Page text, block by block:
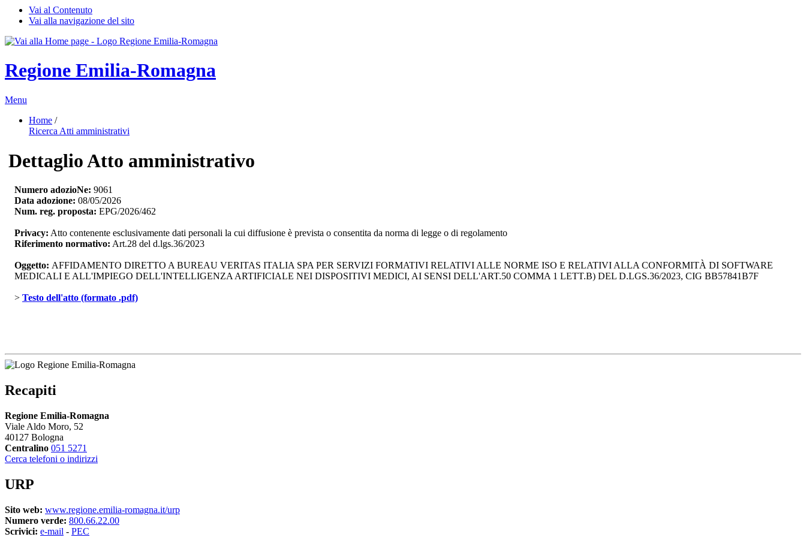
Vai al Contenuto
Vai alla navigazione del sito
Regione Emilia-Romagna
Menu
Home /
Ricerca Atti amministrativi
Dettaglio Atto amministrativo
Numero adozioNe: 9061
Data adozione: 08/05/2026
Num. reg. proposta: EPG/2026/462
Privacy: Atto contenente esclusivamente dati personali la cui diffusione è prevista o consentita da norma di legge o di regolamento
Riferimento normativo: Art.28 del d.lgs.36/2023
Oggetto: AFFIDAMENTO DIRETTO A BUREAU VERITAS ITALIA SPA PER SERVIZI FORMATIVI RELATIVI ALLE NORME ISO E RELATIVI ALLA CONFORMITÀ DI SOFTWARE
MEDICALI E ALL'IMPIEGO DELL'INTELLIGENZA ARTIFICIALE NEI DISPOSITIVI MEDICI, AI SENSI DELL'ART.50 COMMA 1 LETT.B) DEL D.LGS.36/2023, CIG BB57841B7F
> Testo dell'atto (formato .pdf)
Recapiti
Regione Emilia-Romagna
Viale Aldo Moro, 52
40127 Bologna
Centralino 051 5271
Cerca telefoni o indirizzi
URP
Sito web: www.regione.emilia-romagna.it/urp
Numero verde: 800.66.22.00
Scrivici: e-mail - PEC